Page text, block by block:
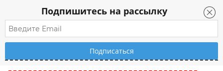
Подпишитесь на рассылку